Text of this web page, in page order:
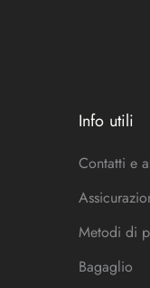
Info utili
Contatti e
Metodi di
Bagaglio